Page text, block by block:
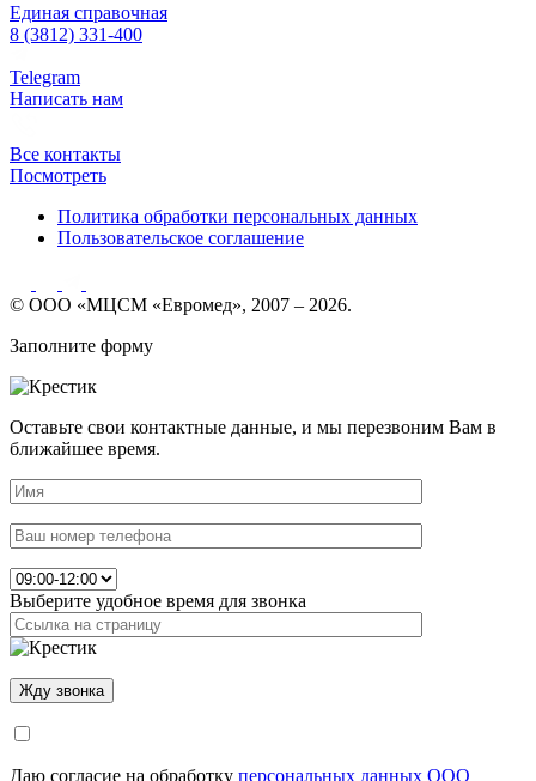
Единая справочная
8 (3812) 331-400
Telegram
Написать нам
Все контакты
Посмотреть
Политика обработки персональных данных
Пользовательское соглашение
© ООО «МЦСМ «Евромед», 2007 – 2026.
Заполните форму
Оставьте свои контактные данные, и мы перезвоним Вам в
ближайшее время.
Выберите удобное время для звонка
Даю согласие на обработку персональных данных ООО